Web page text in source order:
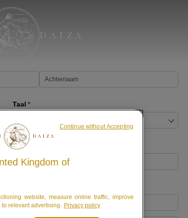
Taal *
(is vereist)
Uw gsm-nummer
Kingdom of
website, measure online traffic, improve
relevant advertising. Privacy policy
Continue without Accepting